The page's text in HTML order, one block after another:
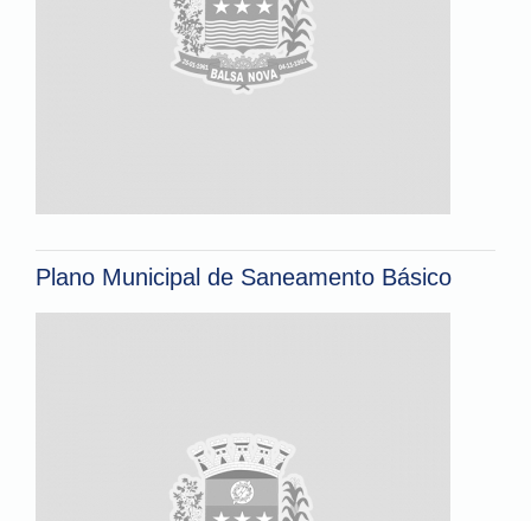
Plano Municipal de Saneamento Básico